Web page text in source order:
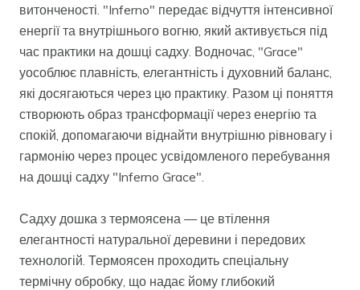
витонченості. "Inferno" передає відчуття інтенсивної
енергії та внутрішнього вогню, який активується під
час практики на дошці садху. Водночас, "Grace"
уособлює плавність, елегантність і духовний баланс,
які досягаються через цю практику. Разом ці поняття
створюють образ трансформації через енергію та
спокій, допомагаючи віднайти внутрішню рівновагу і
гармонію через процес усвідомленого перебування
на дошці садху "Inferno Grace".
Садху дошка з термоясена — це втілення
елегантності натуральної деревини і передових
технологій. Термоясен проходить спеціальну
термічну обробку, що надає йому глибокий